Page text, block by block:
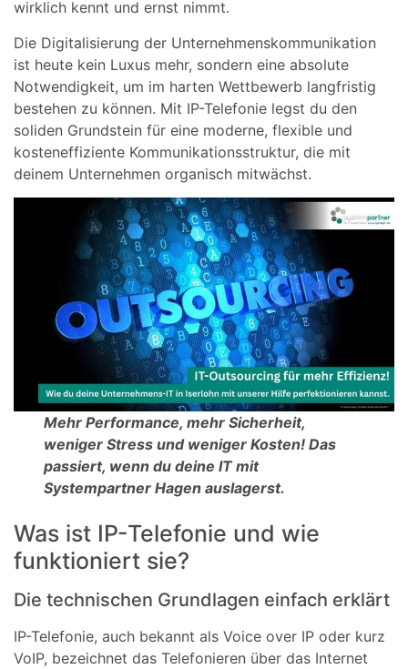
wirklich kennt und ernst nimmt.
Die Digitalisierung der Unternehmenskommunikation
ist heute kein Luxus mehr, sondern eine absolute
Notwendigkeit, um im harten Wettbewerb langfristig
bestehen zu können. Mit IP-Telefonie legst du den
soliden Grundstein für eine moderne, flexible und
kosteneffiziente Kommunikationsstruktur, die mit
deinem Unternehmen organisch mitwächst.
Mehr Performance, mehr Sicherheit,
weniger Stress und weniger Kosten! Das
passiert, wenn du deine IT mit
Systempartner Hagen auslagerst.
Was ist IP-Telefonie und wie
funktioniert sie?
Die technischen Grundlagen einfach erklärt
IP-Telefonie, auch bekannt als Voice over IP oder kurz
VoIP, bezeichnet das Telefonieren über das Internet